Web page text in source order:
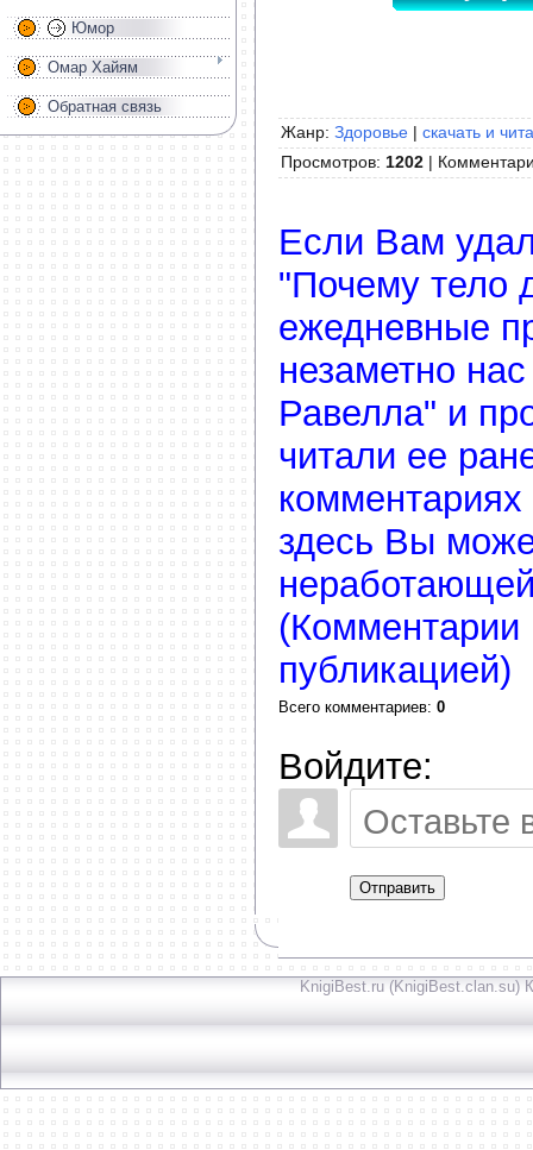
Юмор
Омар Хайям
Обратная связь
Жанр: Здоровье | скачать и
Просмотров: 1202 |
Если Вам
"Почему тело
ежедневные
незаметно
Равелла" и
читали ее
здесь Вы
(Комментарии
публикацией)
Всего комментариев: 0
Войдите:
Отправить
KnigiBest.ru (KnigiBest.clan.su)